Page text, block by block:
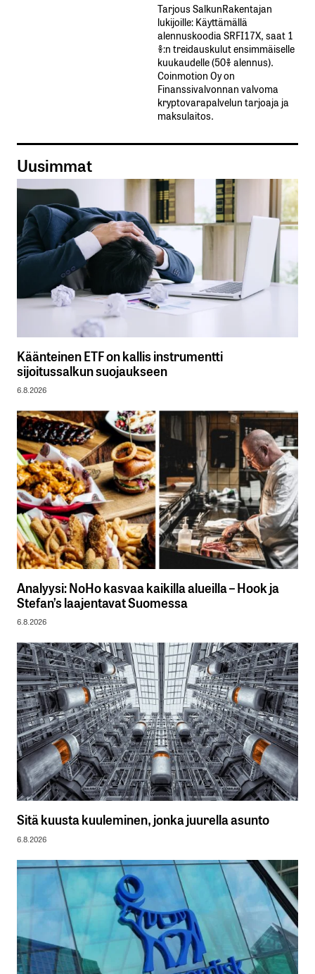
Tarjous SalkunRakentajan
lukijoille: Käyttämällä​ ​
alennuskoodia​ ​SRFI17X,​ ​saat​ ​1
%:n treidauskulut​ ​ensimmäiselle​ ​
kuukaudelle​ ​(50%​ ​alennus).
Coinmotion Oy on
Finanssivalvonnan valvoma
kryptovarapalvelun tarjoaja ja
maksulaitos.
Uusimmat
Käänteinen ETF on kallis instrumentti
sijoitussalkun suojaukseen
6.8.2026
Analyysi: NoHo kasvaa kaikilla alueilla – Hook ja
Stefan’s laajentavat Suomessa
6.8.2026
Sitä kuusta kuuleminen, jonka juurella asunto
6.8.2026